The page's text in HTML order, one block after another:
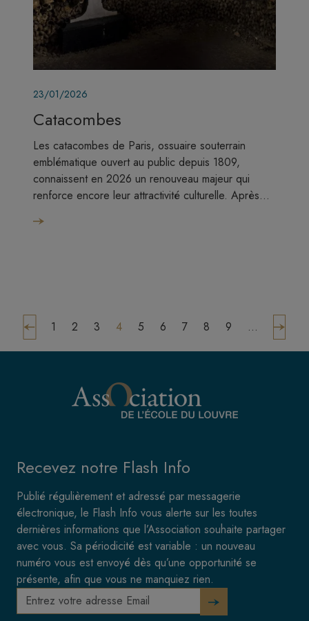
23/01/2026
Catacombes
Les catacombes de Paris, ossuaire souterrain
emblématique ouvert au public depuis 1809,
connaissent en 2026 un renouveau majeur qui
renforce encore leur attractivité culturelle. Après…
Pagination
Page
1 Page
2 Page
3 Page
4 Page
5 Page
6 Page
7 Page
8 Page
9 … Page
Recevez notre Flash Info
Publié régulièrement et adressé par messagerie
électronique, le Flash Info vous alerte sur les toutes
dernières informations que l’Association souhaite partager
avec vous. Sa périodicité est variable : un nouveau
numéro vous est envoyé dès qu’une opportunité se
présente, afin que vous ne manquiez rien.